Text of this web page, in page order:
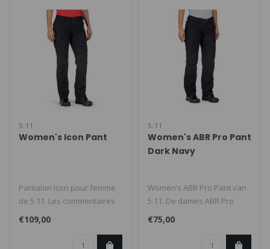
5.11
Women's Icon Pant
Pantalon Icon pour femme
de 5.11. Les commentaires
de femmes
professionnelles ay..
€109,00
5.11
Women's ABR Pro Pant
Dark Navy
Women’s ABR Pro Pant van
5.11. De dames ABR Pro
Pant is gemaakt van
duurzaam, ..
€75,00